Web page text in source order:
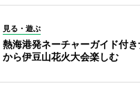
見る・遊ぶ
熱海港発ネーチャーガイド付
から伊豆山花火大会楽しむ